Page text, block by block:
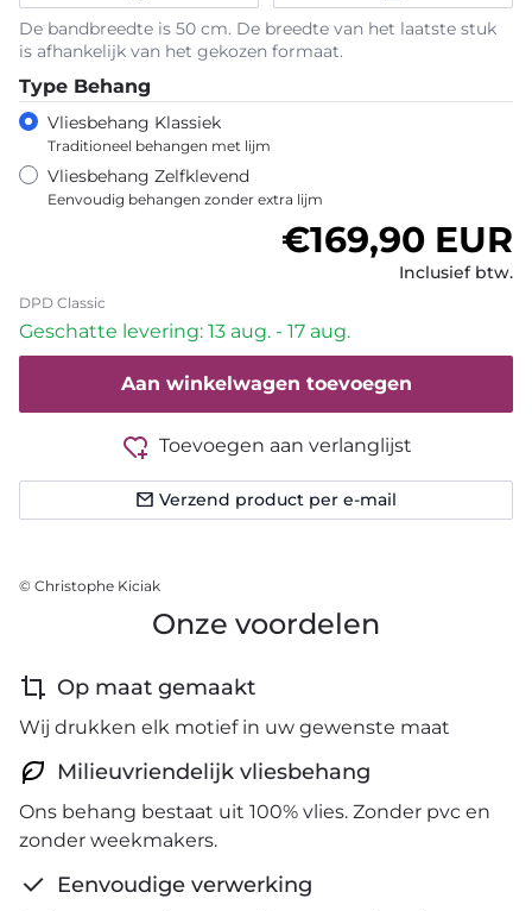
De bandbreedte is 50 cm. De breedte van het laatste stuk
is afhankelijk van het gekozen formaat.
Type Behang
Vliesbehang Klassiek
Traditioneel behangen met lijm
Vliesbehang Zelfklevend
Eenvoudig behangen zonder extra lijm
Normale prijs
€169,90 EUR
Inclusief btw.
DPD Classic
Geschatte levering: 13 aug. - 17 aug.
Aan winkelwagen toevoegen
Toevoegen aan verlanglijst
Verzend product per e-mail
© Christophe Kiciak
Onze voordelen
Op maat gemaakt
Wij drukken elk motief in uw gewenste maat
Milieuvriendelijk vliesbehang
Ons behang bestaat uit 100% vlies. Zonder pvc en
zonder weekmakers.
Eenvoudige verwerking